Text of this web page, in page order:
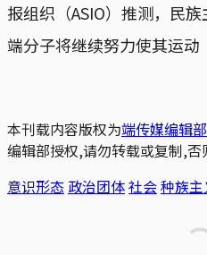
报组织（ASIO）推测，民
端分子将继续努力使其运
本刊载内容版权为端传媒编辑部
编辑部授权,请勿转载或复制,否
意识形态 政治团体社会种族主